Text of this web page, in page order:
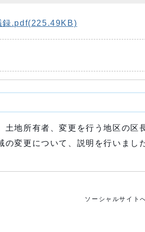
録.pdf(225.49KB)
土地所有者、変更を行う地区の
の変更について、説明を行いまし
ソーシャルサイト